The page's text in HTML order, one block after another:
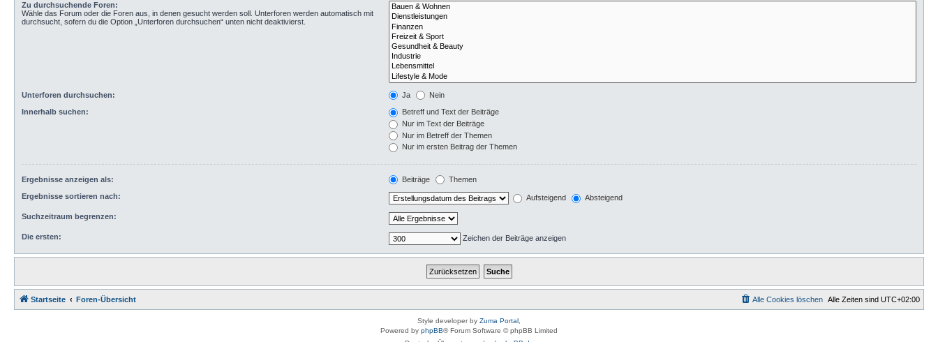
Zu durchsuchende Foren:
Wähle das Forum oder die Foren aus, in denen gesucht werden soll. Unterforen werden automatisch mit
durchsucht, sofern du die Option „Unterforen durchsuchen“ unten nicht deaktivierst.
Unterforen durchsuchen: Ja Nein
Innerhalb suchen:
Betreff und Text der Beiträge
Nur im Text der Beiträge
Nur im Betreff der Themen
Nur im ersten Beitrag der Themen
Ergebnisse anzeigen als: Beiträge Themen
Ergebnisse sortieren nach: Aufsteigend Absteigend
Suchzeitraum begrenzen:
Die ersten: Zeichen der Beiträge anzeigen
Startseite Foren-Übersicht Alle Zeiten sind UTC+02:00
Alle Cookies löschen
Style developer by Zuma Portal ,
Powered by phpBB® Forum Software © phpBB Limited